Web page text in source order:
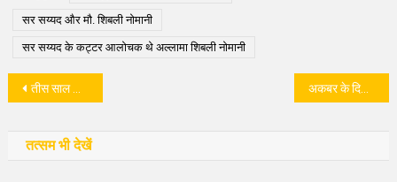
सर सय्यद और मौ. शिबली नोमानी
सर सय्यद के कट्टर आलोचक थे अल्लामा शिबली नोमानी
पोस्ट
तीस साल बाद कहां खडा हैं मुस्लिम मराठी साहित्य आंदोलन? अकबर के दिमाग से निकले थे कई आलिशान इमारतों के नक्शे
तत्सम भी देखें